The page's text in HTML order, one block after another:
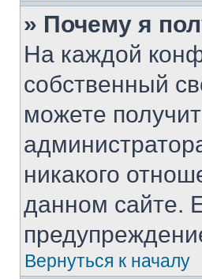
» Почему я
На каждой
собственный
можете
никакого
данном сайте.
Вернуться к началу